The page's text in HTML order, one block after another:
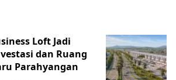
Loft Jadi
dan Ruang
Parahyangan